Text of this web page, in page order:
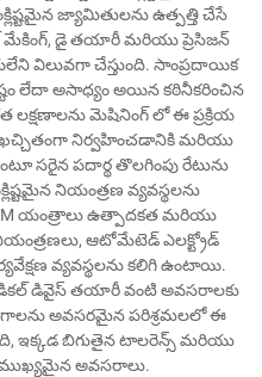
జ్యామితులను ఉత్పత్తి చేసే
మేకింగ్, డై తయారీ మరియు ప్రెసిజన్
విలువగా చేస్తుంది. సాంప్రదాయిక
లేదా అసాధ్యం అయిన కఠినీకరించిన
లక్షణాలను మెషినింగ్ లో ఈ ప్రక్రియ
ఖచ్చితంగా నిర్వహించడానికి మరియు
సరైన పదార్థ తొలగింపు రేటును
నియంత్రణ వ్యవస్థలను
యంత్రాలు ఉత్పాదకత మరియు
ఆటోమేటెడ్ ఎలక్ట్రోడ్
వ్యవస్థలను కలిగి ఉంటాయి.
డివైస్ తయారీ వంటి అవసరాలకు
అవసరమైన పరిశ్రమలలో ఈ
ఇక్కడ బిగుతైన టాలరెన్స్ మరియు
ముఖ్యమైన అవసరాలు.